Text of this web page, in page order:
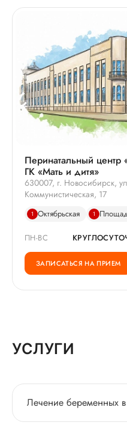
Перинатальный
ГК «Мать и дитя»
630007, г. Новосибирск,
Коммунистическая, 17
1 Октябрьская 1
ПН-ВС
ЗАПИСАТЬСЯ НА ПРИЕМ
УСЛУГИ
Лечение беременных